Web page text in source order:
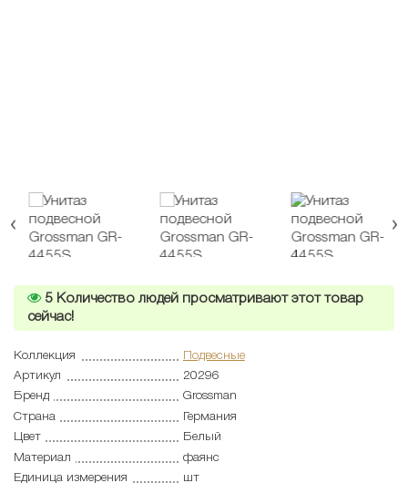
5 Количество людей просматривают этот товар
сейчас!
Коллекция
Подвесные
Артикул
20296
Бренд
Grossman
Страна
Германия
Цвет
Белый
Материал
фаянс
Единица измерения
шт